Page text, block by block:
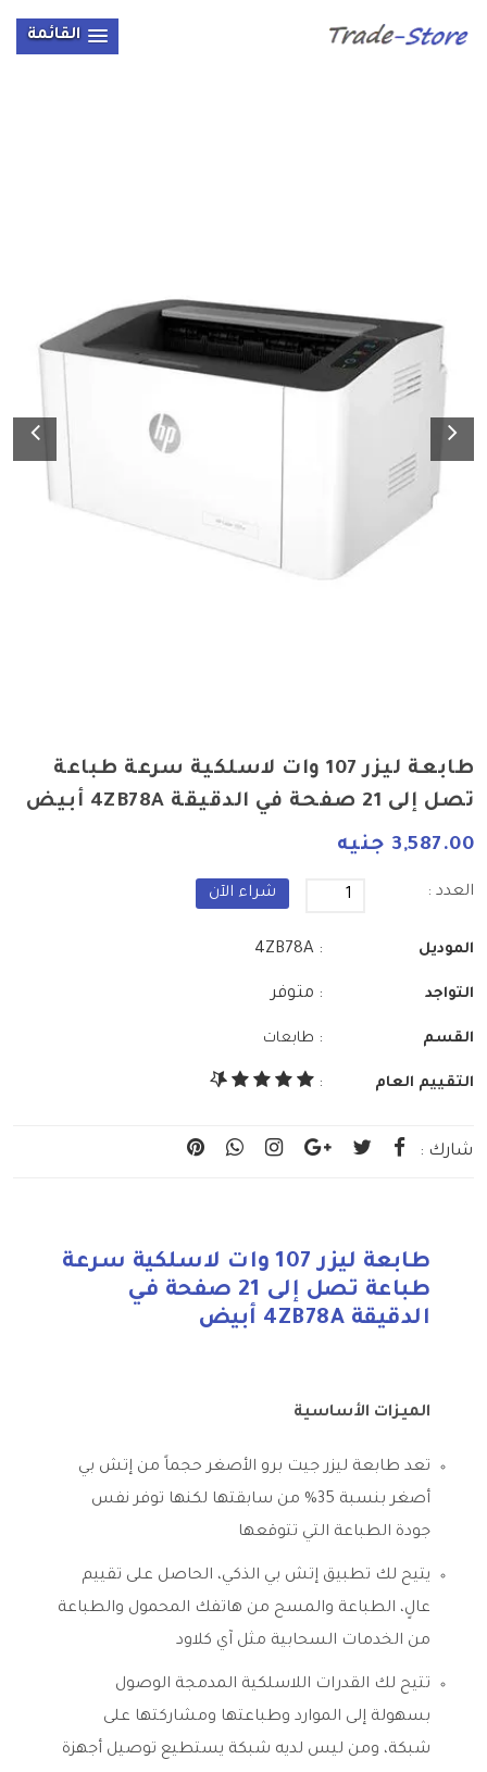
القائمة
طابعة ليزر 107 وات لاسلكية سرعة طباعة
تصل إلى 21 صفحة في الدقيقة 4ZB78A أبيض
3,587.00 جنيه
العدد : شراء الآن
الموديل : 4ZB78A
التواجد : متوفر
القسم : طابعات
التقييم العام :
شارك :
طابعة ليزر 107 وات لاسلكية سرعة
طباعة تصل إلى 21 صفحة في
الدقيقة 4ZB78A أبيض
الميزات الأساسية
تعد طابعة ليزر جيت برو الأصغر حجماً من إتش بي
أصغر بنسبة 35% من سابقتها لكنها توفر نفس
جودة الطباعة التي تتوقعها
يتيح لك تطبيق إتش بي الذكي، الحاصل على تقييم
عالٍ، الطباعة والمسح من هاتفك المحمول والطباعة
من الخدمات السحابية مثل آي كلاود
تتيح لك القدرات اللاسلكية المدمجة الوصول
بسهولة إلى الموارد وطباعتها ومشاركتها على
شبكة، ومن ليس لديه شبكة يستطيع توصيل أجهزة